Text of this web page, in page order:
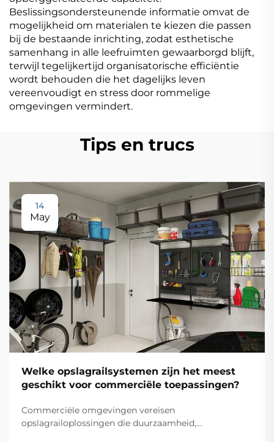
Beslissingsondersteunende informatie omvat de
mogelijkheid om materialen te kiezen die passen
bij de bestaande inrichting, zodat esthetische
samenhang in alle leefruimten gewaarborgd blijft,
terwijl tegelijkertijd organisatorische efficiëntie
wordt behouden die het dagelijks leven
vereenvoudigt en stress door rommelige
omgevingen vermindert.
Tips en trucs
14
May
Welke opslagrailsystemen zijn het meest
geschikt voor commerciële toepassingen?
Commerciële omgevingen vereisen
opslagrailoplossingen die duurzaamheid,